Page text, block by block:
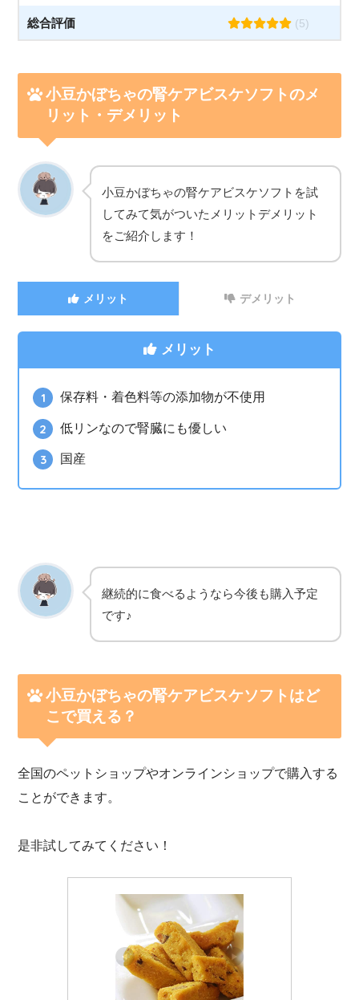
総合評価 (5)
小豆かぼちゃの腎ケアビスケソフトのメ
リット・デメリット
小豆かぼちゃの腎ケアビスケソフトを試
してみて気がついたメリットデメリット
をご紹介します！
メリット デメリット
メリット
保存料・着色料等の添加物が不使用
低リンなので腎臓にも優しい
国産
継続的に食べるようなら今後も購入予定
です♪
小豆かぼちゃの腎ケアビスケソフトはど
こで買える？
全国のペットショップやオンラインショップで購入する
ことができます。
是非試してみてください！